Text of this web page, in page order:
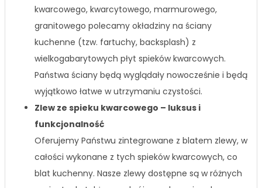
kwarcowego, kwarcytowego, marmurowego,
granitowego polecamy okładziny na ściany
kuchenne (tzw. fartuchy, backsplash) z
wielkogabarytowych płyt spieków kwarcowych.
Państwa ściany będą wyglądały nowocześnie i będą
wyjątkowo łatwe w utrzymaniu czystości.
Zlew ze spieku kwarcowego – luksus i
funkcjonalność
Oferujemy Państwu zintegrowane z blatem zlewy, w
całości wykonane z tych spieków kwarcowych, co
blat kuchenny. Nasze zlewy dostępne są w różnych